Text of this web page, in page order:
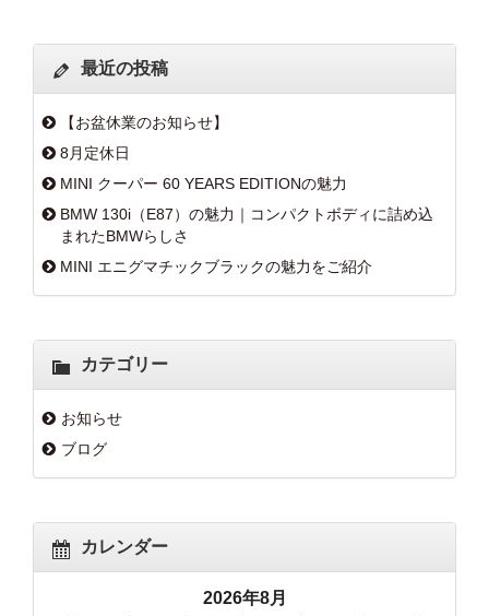
最近の投稿
【お盆休業のお知らせ】
8月定休日
MINI クーパー 60 YEARS EDITIONの魅力
BMW 130i（E87）の魅力｜コンパクトボディに詰め込
まれたBMWらしさ
MINI エニグマチックブラックの魅力をご紹介
カテゴリー
お知らせ
ブログ
カレンダー
2026年8月